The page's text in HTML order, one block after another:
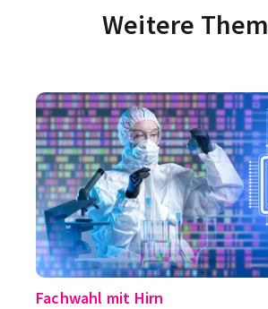
Weitere
Fachwahl mit Hirn